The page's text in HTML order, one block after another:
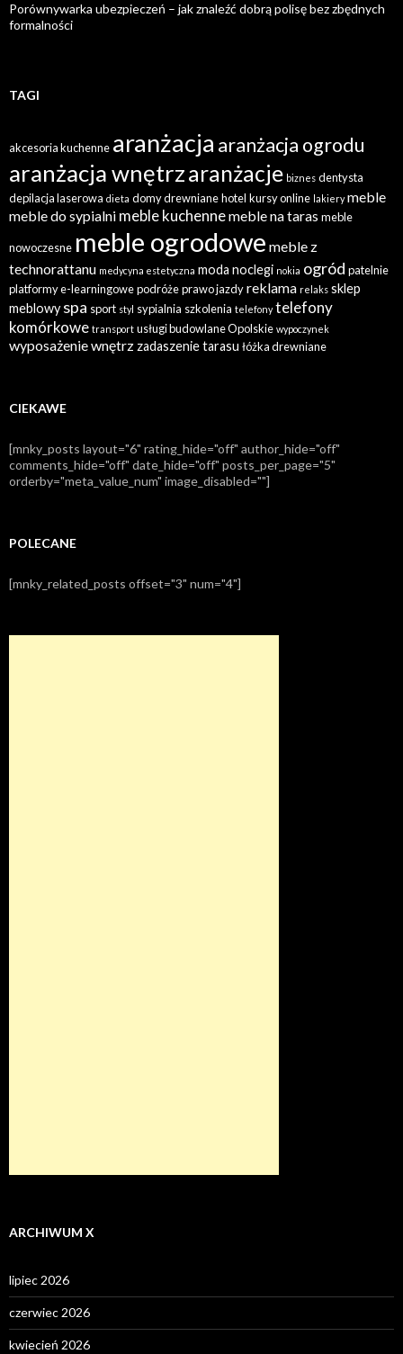
Porównywarka ubezpieczeń – jak znaleźć dobrą polisę bez zbędnych
formalności
TAGI
akcesoria kuchenne aranżacja aranżacja ogrodu
aranżacja wnętrzaranżacje biznes dentysta
depilacja laserowa dieta domy drewnianehotel kursy online lakiery meble
meble do sypialni meble kuchennemeble na taras meble
nowoczesne meble ogrodowe meble z
technorattanu medycyna estetyczna moda noclegi nokia ogród patelnie
platformy e-learningowepodróżeprawo jazdyreklama relaks sklep
meblowy spa sport styl sypialnia szkolenia telefony telefony
komórkowe transport usługi budowlane Opolskie wypoczynek
wyposażenie wnętrz zadaszenie tarasu łóżka drewniane
CIEKAWE
[mnky_posts layout="6" rating_hide="off" author_hide="off"
comments_hide="off" date_hide="off" posts_per_page="5"
orderby="meta_value_num" image_disabled=""]
POLECANE
[mnky_related_posts offset="3" num="4"]
ARCHIWUM X
lipiec 2026
czerwiec 2026
kwiecień 2026